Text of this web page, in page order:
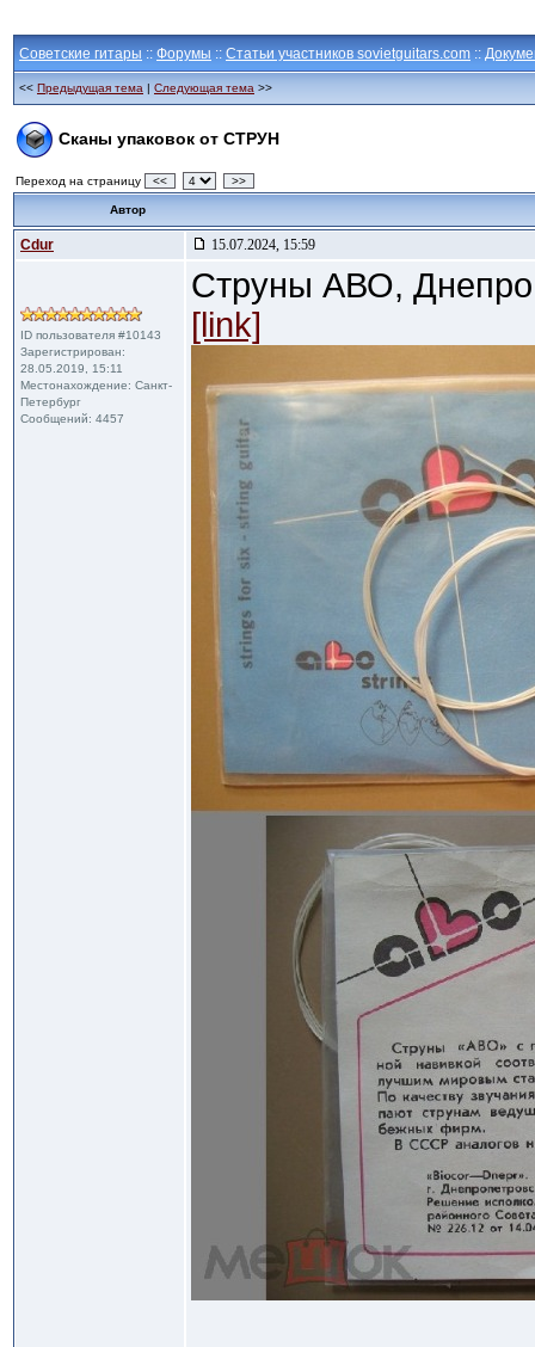
Советские гитары :: Форумы :: Статьи участников sovietguitars.com ::
<< Предыдущая тема | Следующая тема >>
Сканы упаковок от СТРУН
Переход на страницу << >>
Автор
Cdur 15.07.2024, 15:59
ID пользователя #10143
Зарегистрирован:
28.05.2019, 15:11
Местонахождение: Санкт-
Петербург
Сообщений: 4457
Струны АВО,
[link]